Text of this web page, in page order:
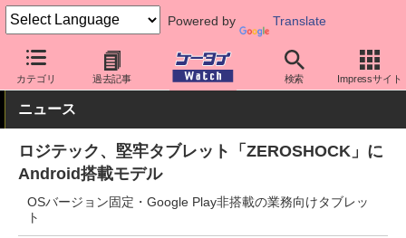
Powered by Translate
カテゴリ 過去記事 検索 Impressサイト
ケータイ Watch 法人向け その他
ニュース
ロジテック、堅牢タブレット「ZEROSHOCK」に
Android搭載モデル
OSバージョン固定・Google Play非搭載の業務向けタブレッ
ト